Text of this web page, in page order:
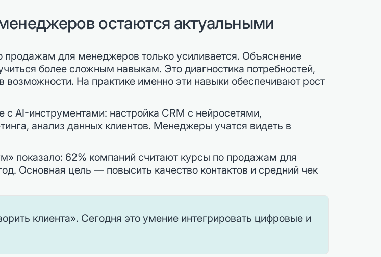
остаются актуальными
продажам для менеджеров только усиливается. Объяснение
более сложным навыкам. Это диагностика потребностей,
На практике именно эти навыки обеспечивают рост
AI-инструментами: настройка CRM с нейросетями,
анализ данных клиентов. Менеджеры учатся видеть в
показало: 62% компаний считают курсы по продажам для
Основная цель — повысить качество контактов и средний чек
клиента». Сегодня это умение интегрировать цифровые и